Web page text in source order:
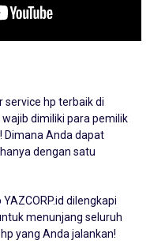
service hp terbaik di
dimiliki para pemilik
Dimana Anda dapat
dengan satu
dilengkapi
menunjang seluruh
yang Anda jalankan!